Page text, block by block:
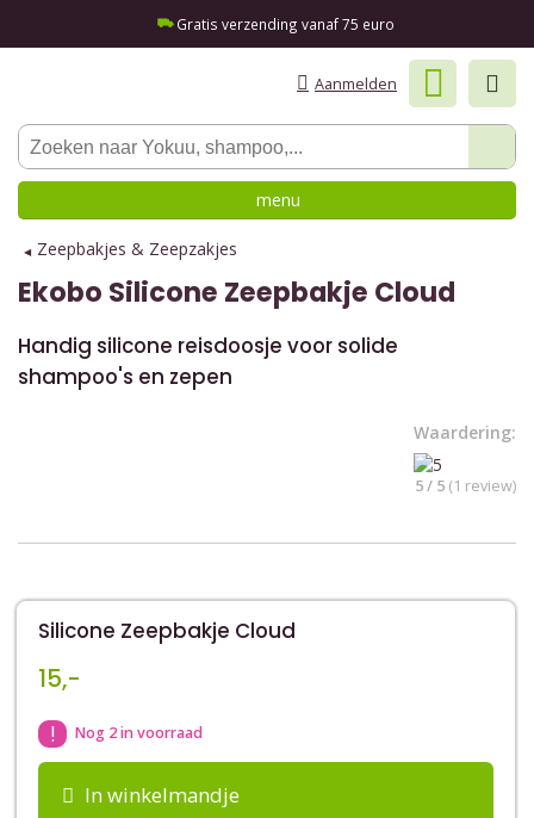
Gratis verzending vanaf 75 euro
Aanmelden
menu
Zeepbakjes & Zeepzakjes
Ekobo Silicone Zeepbakje Cloud
Handig silicone reisdoosje voor solide
shampoo's en zepen
Waardering:
5 / 5 (1 review)
Silicone Zeepbakje Cloud
15,-
! Nog 2 in voorraad
In winkelmandje